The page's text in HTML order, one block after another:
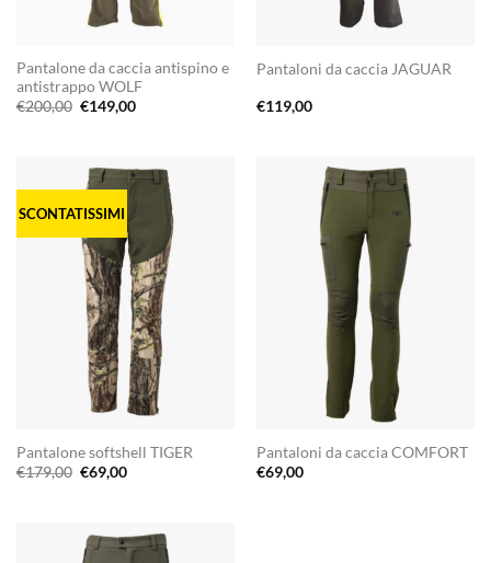
Pantalone da caccia antispino e
antistrappo WOLF
€200,00 Il
prezzo
€149,00Il
Pantaloni da caccia JAGUAR
€119,00
SCONTATISSIMI
Pantalone softshell TIGER
€179,00 Il
prezzo
€69,00Il
Pantaloni da caccia COMFORT
€69,00